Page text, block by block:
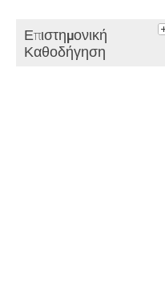
Επιστημονική
Καθοδήγηση